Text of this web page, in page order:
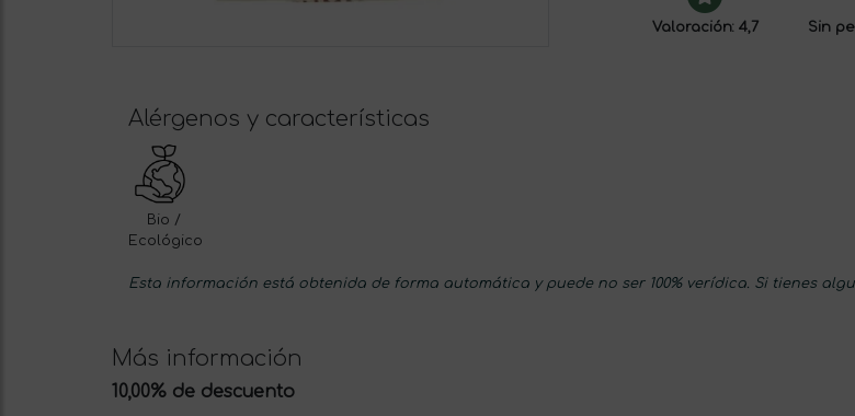
Valoración: 4,7 Sin
Alérgenos y características
Bio /
Ecológico
Esta información está obtenida de forma automática y puede no ser 100% verídica. Si tienes
Más información
10,00% de descuento